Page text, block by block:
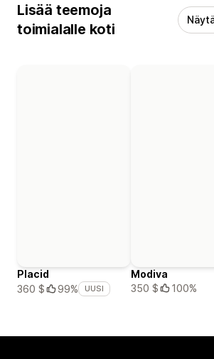
Lisää teemoja
toimialalle koti
Placid
360 $
99% UUSI
Modiva
350 $
100%